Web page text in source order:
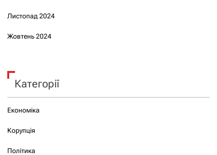
Листопад 2024
Жовтень 2024
Категорії
Економіка
Корупція
Політика